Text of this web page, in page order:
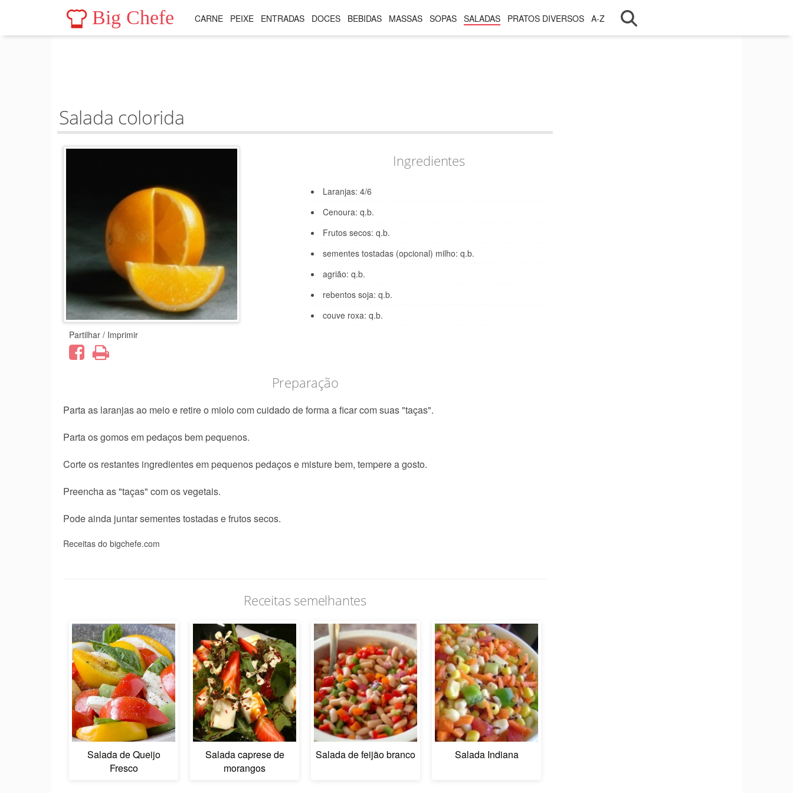
Big Chefe CARNE PEIXE ENTRADAS DOCES BEBIDAS MASSAS SOPAS SALADAS PRATOS DIVERSOS A-Z
Salada colorida
Partilhar / Imprimir
Ingredientes
Laranjas: 4/6
Cenoura: q.b.
Frutos secos: q.b.
sementes tostadas (opcional) milho: q.b.
agrião: q.b.
rebentos soja: q.b.
couve roxa: q.b.
Preparação
Parta as laranjas ao meio e retire o miolo com cuidado de forma a ficar com suas "taças".
Parta os gomos em pedaços bem pequenos.
Corte os restantes ingredientes em pequenos pedaços e misture bem, tempere a gosto.
Preencha as "taças" com os vegetais.
Pode ainda juntar sementes tostadas e frutos secos.
Receitas do bigchefe.com
Receitas semelhantes
Salada de Queijo
Fresco
Salada caprese de
morangos
Salada de feijão branco Salada Indiana